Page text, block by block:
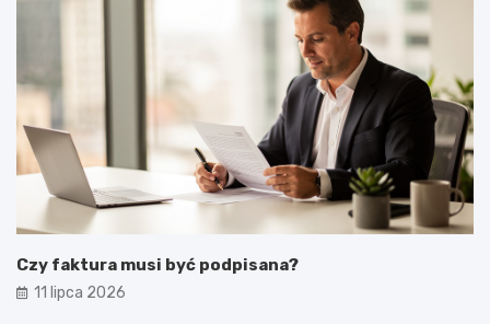
Czy faktura musi być podpisana?
11 lipca 2026